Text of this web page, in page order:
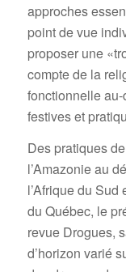
approches
point de vue
proposer une
compte de la
fonctionnelle
festives et
Des pratiques
l’Amazonie au
l’Afrique du
du Québec, le
revue Drogues,
d’horizon varié